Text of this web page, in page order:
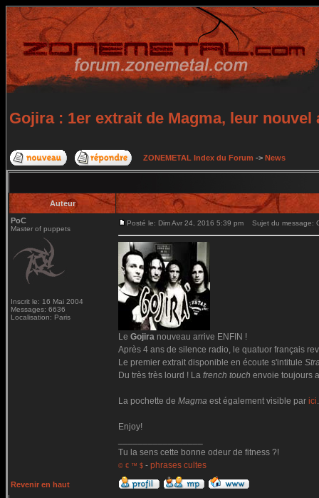
Gojira : 1er extrait de Magma, leur nouvel
ZONEMETAL Index du Forum -> News
Auteur
PoC
Master of puppets
Inscrit le: 16 Mai 2004
Messages: 6636
Localisation: Paris
Posté le: Dim Avr 24, 2016 5:39 pm Sujet du message:
Le Gojira nouveau arrive ENFIN !
Après 4 ans de silence radio, le quatuor français
Le premier extrait disponible en écoute s'intitule
Du très très lourd ! La french touch envoie toujours
La pochette de Magma est également visible par ici.
Enjoy!
Tu la sens cette bonne odeur de fitness ?!
© € ™ $ - phrases cultes
Revenir en haut